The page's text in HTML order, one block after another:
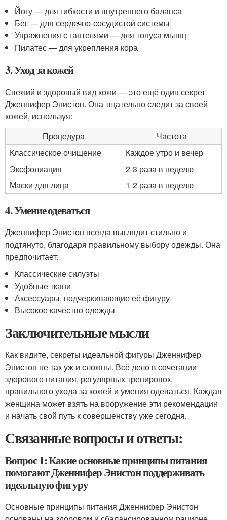
Йогу — для гибкости и внутреннего баланса
Бег — для сердечно-сосудистой системы
Упражнения с гантелями — для тонуса мышц
Пилатес — для укрепления кора
3. Уход за кожей
Свежий и здоровый вид кожи — это ещё один секрет
Дженнифер Энистон. Она тщательно следит за своей
кожей, используя:
Процедура
Частота
Классическое очищение
Каждое утро и вечер
Эксфолиация
2-3 раза в неделю
Маски для лица
1-2 раза в неделю
4. Умение одеваться
Дженнифер Энистон всегда выглядит стильно и
подтянуто, благодаря правильному выбору одежды. Она
предпочитает:
Классические силуэты
Удобные ткани
Аксессуары, подчеркивающие её фигуру
Высокое качество одежды
Заключительные мысли
Как видите, секреты идеальной фигуры Дженнифер
Энистон не так уж и сложны. Всё дело в сочетании
здорового питания, регулярных тренировок,
правильного ухода за кожей и умения одеваться. Каждая
женщина может взять на вооружение эти рекомендации
и начать свой путь к совершенству уже сегодня.
Связанные вопросы и ответы:
Вопрос 1: Какие основные принципы питания
помогают Дженнифер Энистон поддерживать
идеальную фигуру
Основные принципы питания Дженнифер Энистон